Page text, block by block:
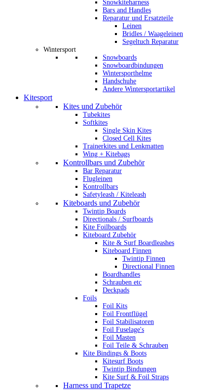
Snowkiteharness
Bars and Handles
Reparatur und Ersatzteile
Leinen
Bridles / Waageleinen
Segeltuch Reparatur
Wintersport
Snowboards
Snowboardbindungen
Wintersporthelme
Handschuhe
Andere Wintersportartikel
Kitesport
Kites und Zubehör
Tubekites
Softkites
Single Skin Kites
Closed Cell Kites
Trainerkites und Lenkmatten
Wing + Kitebags
Kontrollbars und Zubehör
Bar Reparatur
Flugleinen
Kontrollbars
Safetyleash / Kiteleash
Kiteboards und Zubehör
Twintip Boards
Directionals / Surfboards
Kite Foilboards
Kiteboard Zubehör
Kite & Surf Boardleashes
Kiteboard Finnen
Twintip Finnen
Directional Finnen
Boardhandles
Schrauben etc
Deckpads
Foils
Foil Kits
Foil Frontflügel
Foil Stabilisatoren
Foil Fuselage's
Foil Masten
Foil Teile & Schrauben
Kite Bindings & Boots
Kitesurf Boots
Twintip Bindungen
Kite Surf & Foil Straps
Harness und Trapetze